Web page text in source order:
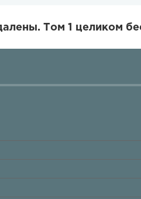
Том 1 целиком